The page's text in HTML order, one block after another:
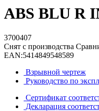
ABS BLU R
3700407
Снят с производства
EAN:5414849548589
Взрывной чертеж
Руководство по
Сертификат
Декларация